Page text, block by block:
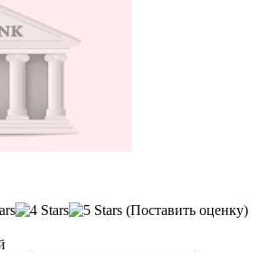
(Поставить оценку)